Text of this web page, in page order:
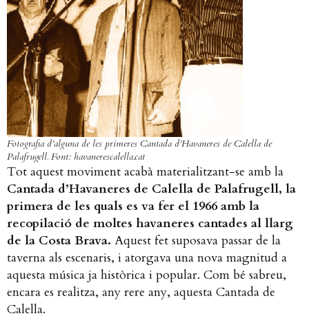
Fotografia d’alguna de les primeres Cantada d’Havaneres de Calella de
Palafrugell. Font: havanerescalella.cat
Tot aquest moviment acabà materialitzant-se amb la
Cantada d’Havaneres de Calella de Palafrugell, la
primera de les quals es va fer el 1966 amb la
recopilació de moltes havaneres cantades al llarg
de la Costa Brava. Aquest fet suposava passar de la
taverna als escenaris, i atorgava una nova magnitud a
aquesta música ja històrica i popular. Com bé sabreu,
encara es realitza, any rere any, aquesta Cantada de
Calella.